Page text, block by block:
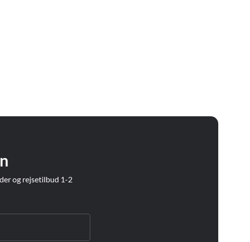
og rejsetilbud 1-2